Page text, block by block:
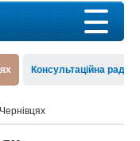
Консультаційна рада